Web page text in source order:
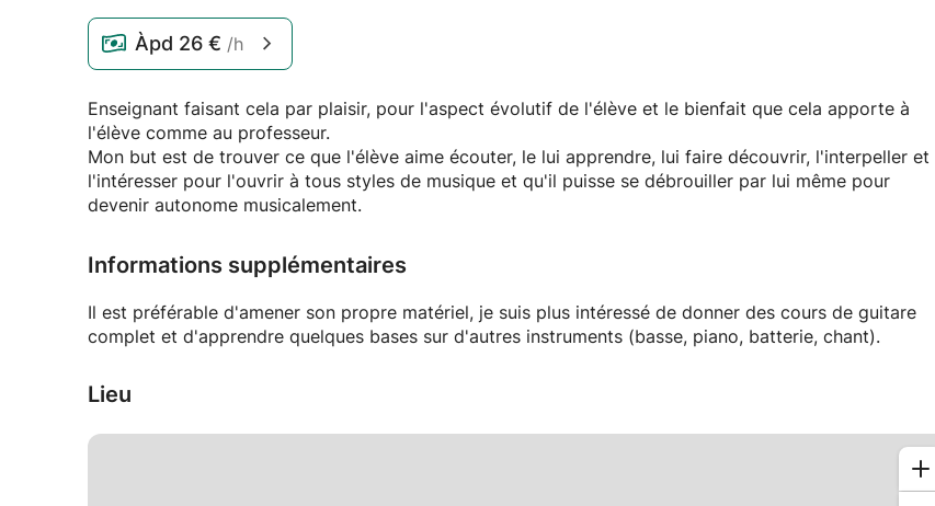
Àpd 26 € /h
Enseignant faisant cela par plaisir, pour l'aspect évolutif de l'élève et le bienfait que cela apporte à
l'élève comme au professeur.
Mon but est de trouver ce que l'élève aime écouter, le lui apprendre, lui faire découvrir, l'interpeller et
l'intéresser pour l'ouvrir à tous styles de musique et qu'il puisse se débrouiller par lui même pour
devenir autonome musicalement.
Informations supplémentaires
Il est préférable d'amener son propre matériel, je suis plus intéressé de donner des cours de guitare
complet et d'apprendre quelques bases sur d'autres instruments (basse, piano, batterie, chant).
Lieu